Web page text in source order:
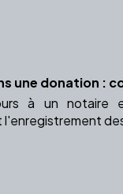
une donation :
à un notaire